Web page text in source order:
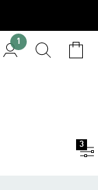
1
3